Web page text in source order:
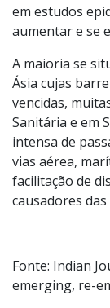
em estudos
aumentar e se
A maioria se
Ásia cujas
vencidas,
Sanitária e em
intensa de
vias aérea,
facilitação de
causadores
Fonte: Indian
emerging, re-